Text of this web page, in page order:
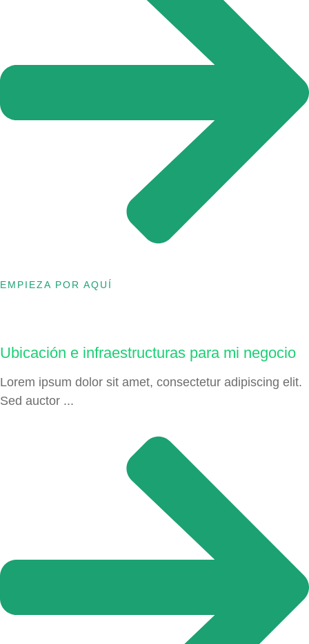
EMPIEZA POR AQUÍ
Ubicación e infraestructuras para mi negocio
Lorem ipsum dolor sit amet, consectetur adipiscing elit.
Sed auctor ...